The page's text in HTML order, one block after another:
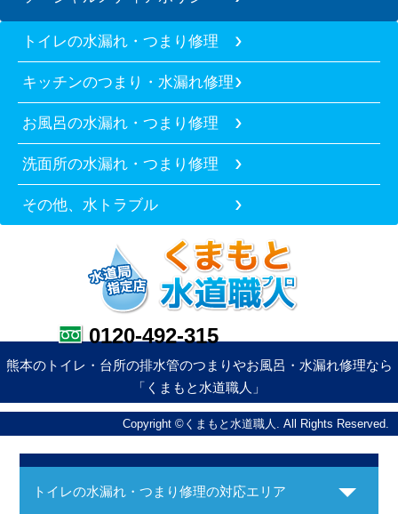
トイレの水漏れ・つまり修理
キッチンのつまり・水漏れ修理
お風呂の水漏れ・つまり修理
洗面所の水漏れ・つまり修理
その他、水トラブル
0120-492-315
熊本のトイレ・台所の排水管のつまりやお風呂・水漏れ修理なら
「くまもと水道職人」
Copyright ©くまもと水道職人. All Rights Reserved.
トイレの水漏れ・つまり修理の対応エリア